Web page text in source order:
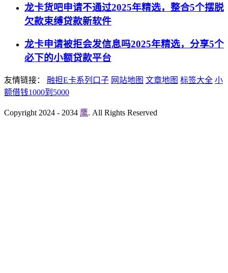
龙卡货吧申请不通过2025年精选，整合5个摆脱
欠款束缚贷款新软件
龙卡申请被拒会发信息吗2025年精选，分享5个
必下的小额贷款平台
友情链接： 融担E卡系列口子 网站地图 文章地图 标签大全 小
额借钱1000到5000
Copyright 2024 - 2034 鹰. All Rights Reserved